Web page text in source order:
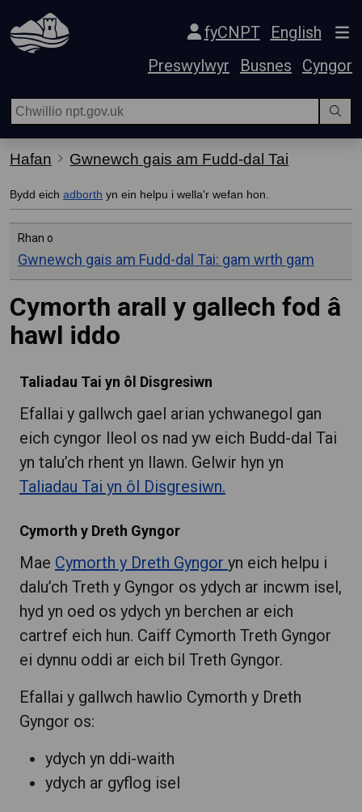
Hepgor gwe-lywio
fyCNPT
English
Preswylwyr
Busnes Cyngor
Hafan Gwnewch gais am Fudd-dal Tai
Bydd eich adborth yn ein helpu i wella'r wefan hon.
Rhan o
Gwnewch gais am Fudd-dal Tai: gam wrth gam
Cymorth arall y gallech fod â
hawl iddo
Taliadau Tai yn ôl Disgresiwn
Efallai y gallwch gael arian ychwanegol gan
eich cyngor lleol os nad yw eich Budd-dal Tai
yn talu’ch rhent yn llawn. Gelwir hyn yn
Taliadau Tai yn ôl Disgresiwn.
Cymorth y Dreth Gyngor
Mae Cymorth y Dreth Gyngor yn eich helpu i
dalu’ch Treth y Gyngor os ydych ar incwm isel,
hyd yn oed os ydych yn berchen ar eich
cartref eich hun. Caiff Cymorth Treth Gyngor
ei dynnu oddi ar eich bil Treth Gyngor.
Efallai y gallwch hawlio Cymorth y Dreth
Gyngor os:
ydych yn ddi-waith
ydych ar gyflog isel